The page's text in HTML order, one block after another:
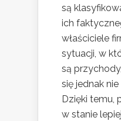
są
ich
właściciele
sytuacji, w
są
się jednak
Dzięki temu,
w stanie